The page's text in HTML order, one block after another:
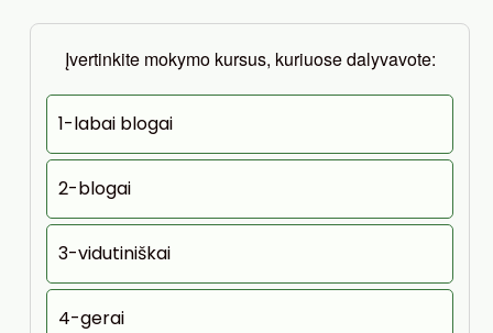
Įvertinkite mokymo kursus, kuriuose dalyvavote:
1-labai blogai
2-blogai
3-vidutiniškai
4-gerai